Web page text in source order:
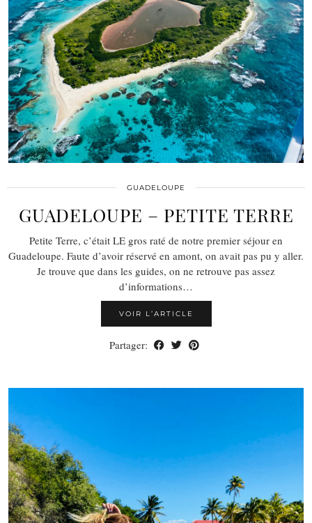
GUADELOUPE
GUADELOUPE – PETITE TERRE
Petite Terre, c’était LE gros raté de notre premier séjour en
Guadeloupe. Faute d’avoir réservé en amont, on avait pas pu y aller.
Je trouve que dans les guides, on ne retrouve pas assez
d’informations…
VOIR L’ARTICLE
Partager: